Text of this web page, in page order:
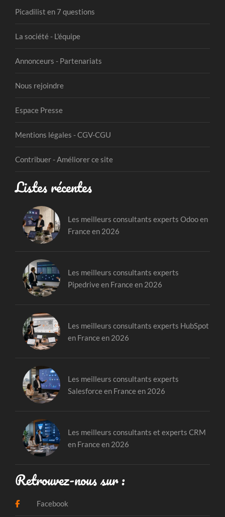
Picadilist en 7 questions
La société - L'équipe
Annonceurs - Partenariats
Nous rejoindre
Espace Presse
Mentions légales - CGV-CGU
Contribuer - Améliorer ce site
Listes récentes
Les meilleurs consultants experts Odoo en
France en 2026
Les meilleurs consultants experts
Pipedrive en France en 2026
Les meilleurs consultants experts HubSpot
en France en 2026
Les meilleurs consultants experts
Salesforce en France en 2026
Les meilleurs consultants et experts CRM
en France en 2026
Retrouvez-nous sur :
Facebook